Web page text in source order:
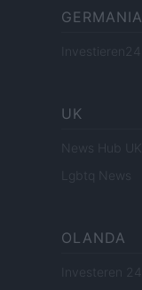
GERMANIA
Investieren24
UK
News Hub UK
Lgbtq News
OLANDA
Investeren 24